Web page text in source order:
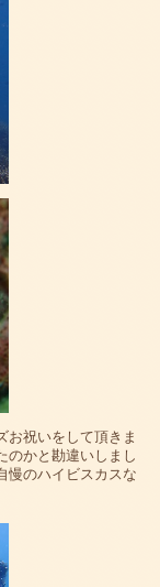
お祝いをして頂きま
のかと勘違いしまし
慢のハイビスカスな